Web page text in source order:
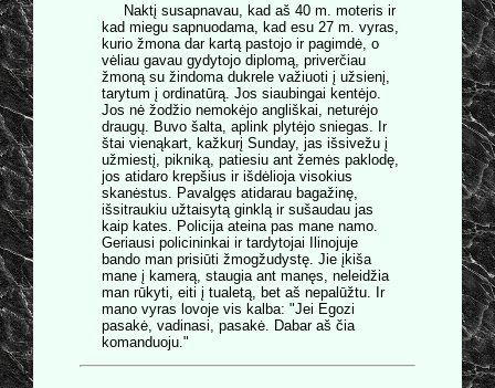
Naktį susapnavau, kad aš 40 m. moteris ir
kad miegu sapnuodama, kad esu 27 m. vyras,
kurio žmona dar kartą pastojo ir pagimdė, o
vėliau gavau gydytojo diplomą, priverčiau
žmoną su žindoma dukrele važiuoti į užsienį,
tarytum į ordinatūrą. Jos siaubingai kentėjo.
Jos nė žodžio nemokėjo angliškai, neturėjo
draugų. Buvo šalta, aplink plytėjo sniegas. Ir
štai vienąkart, kažkurį Sunday, jas išsivežu į
užmiestį, pikniką, patiesiu ant žemės paklodę,
jos atidaro krepšius ir išdėlioja visokius
skanėstus. Pavalgęs atidarau bagažinę,
išsitraukiu užtaisytą ginklą ir sušaudau jas
kaip kates. Policija ateina pas mane namo.
Geriausi policininkai ir tardytojai Ilinojuje
bando man prisiūti žmogžudystę. Jie įkiša
mane į kamerą, staugia ant manęs, neleidžia
man rūkyti, eiti į tualetą, bet aš nepalūžtu. Ir
mano vyras lovoje vis kalba: "Jei Egozi
pasakė, vadinasi, pasakė. Dabar aš čia
komanduoju."